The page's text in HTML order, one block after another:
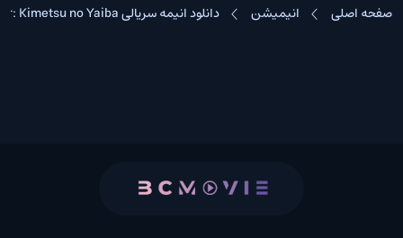
صفحه اصلی انیمیشن دانلود انیمه سریالی Demon Slayer: Kimetsu no Yaiba